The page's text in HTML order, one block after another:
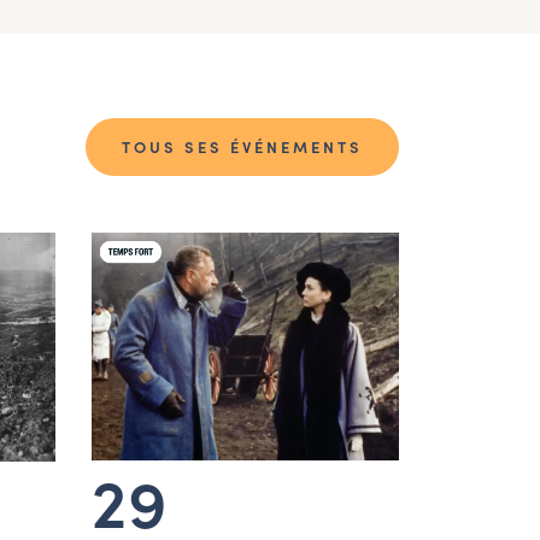
TOUS SES ÉVÉNEMENTS
29